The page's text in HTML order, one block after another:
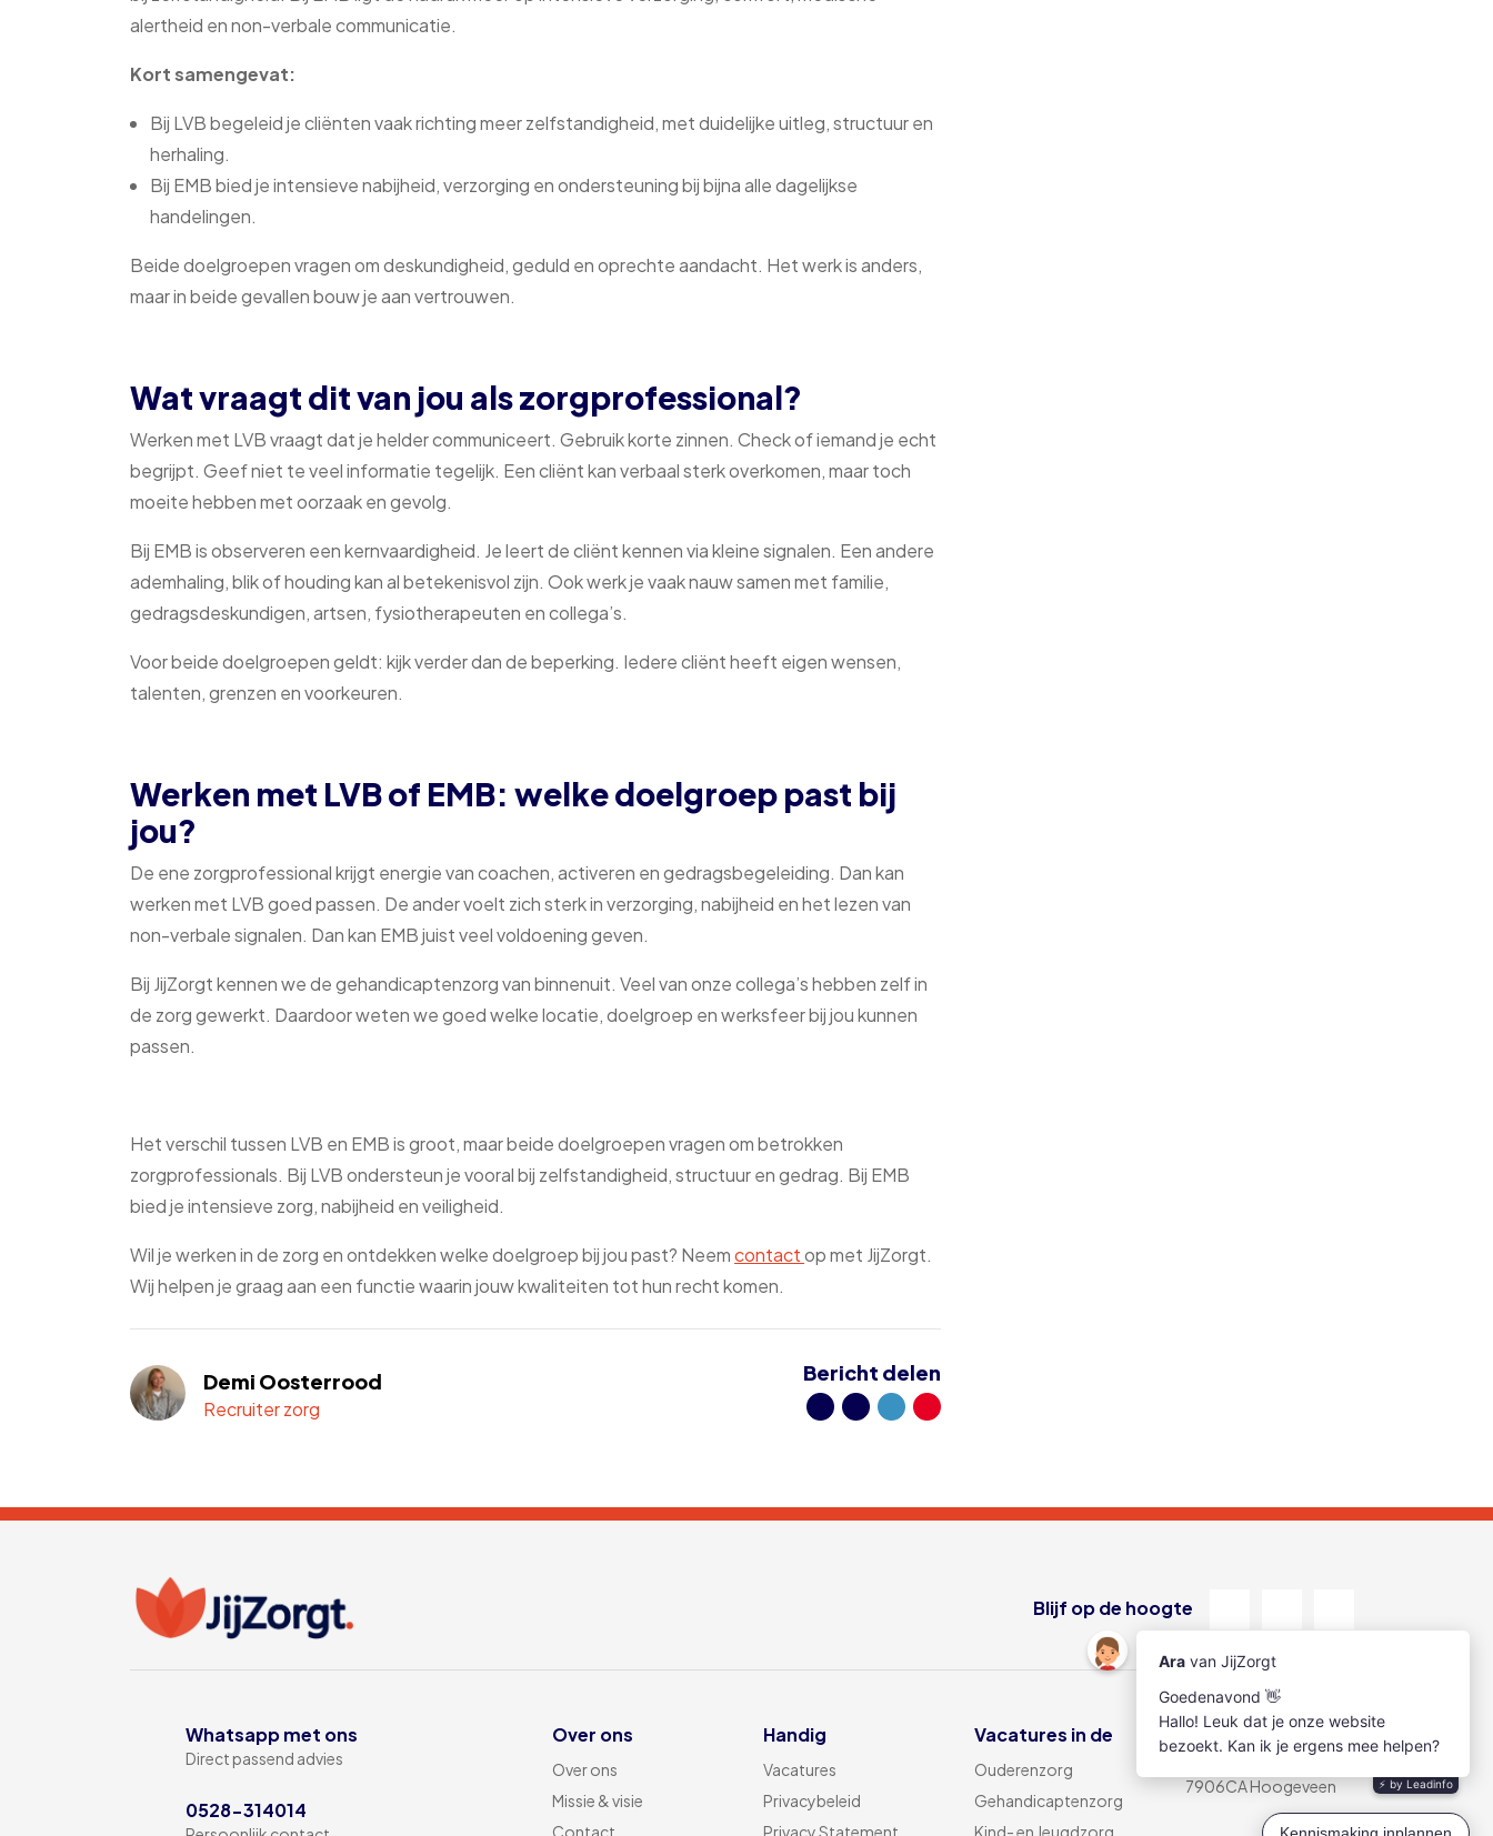
alertheid en non-verbale communicatie.
Kort samengevat:
Bij LVB begeleid je cliënten vaak richting meer zelfstandigheid, met duidelijke uitleg, structuur en
herhaling.
Bij EMB bied je intensieve nabijheid, verzorging en ondersteuning bij bijna alle dagelijkse
handelingen.
Beide doelgroepen vragen om deskundigheid, geduld en oprechte aandacht. Het werk is anders,
maar in beide gevallen bouw je aan vertrouwen.
Wat vraagt dit van jou als zorgprofessional?
Werken met LVB vraagt dat je helder communiceert. Gebruik korte zinnen. Check of iemand je echt
begrijpt. Geef niet te veel informatie tegelijk. Een cliënt kan verbaal sterk overkomen, maar toch
moeite hebben met oorzaak en gevolg.
Bij EMB is observeren een kernvaardigheid. Je leert de cliënt kennen via kleine signalen. Een andere
ademhaling, blik of houding kan al betekenisvol zijn. Ook werk je vaak nauw samen met familie,
gedragsdeskundigen, artsen, fysiotherapeuten en collega’s.
Voor beide doelgroepen geldt: kijk verder dan de beperking. Iedere cliënt heeft eigen wensen,
talenten, grenzen en voorkeuren.
Werken met LVB of EMB: welke doelgroep past bij
jou?
De ene zorgprofessional krijgt energie van coachen, activeren en gedragsbegeleiding. Dan kan
werken met LVB goed passen. De ander voelt zich sterk in verzorging, nabijheid en het lezen van
non-verbale signalen. Dan kan EMB juist veel voldoening geven.
Bij JijZorgt kennen we de gehandicaptenzorg van binnenuit. Veel van onze collega’s hebben zelf in
de zorg gewerkt. Daardoor weten we goed welke locatie, doelgroep en werksfeer bij jou kunnen
passen.
Het verschil tussen LVB en EMB is groot, maar beide doelgroepen vragen om betrokken
zorgprofessionals. Bij LVB ondersteun je vooral bij zelfstandigheid, structuur en gedrag. Bij EMB
bied je intensieve zorg, nabijheid en veiligheid.
Wil je werken in de zorg en ontdekken welke doelgroep bij jou past? Neemcontactop met JijZorgt.
Wij helpen je graag aan een functie waarin jouw kwaliteiten tot hun recht komen.
Demi Oosterrood
Recruiter zorg
Bericht delen
Blijf op de hoogte
Whatsapp met ons
Direct passend advies
0528-314014
Over ons
Over ons
Missie & visie
Contact
Handig
Vacatures
Privacybeleid
Privacy Statement
Vacatures in de
Ouderenzorg
Gehandicaptenzorg
Kind- en Jeugdzorg
Locatie Hoogeveen
Alteveerstraat 25
7906CA Hoogeveen